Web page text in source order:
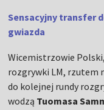
Sensacyjny transfer
gwiazda
Wicemistrzowie
rozgrywki LM, rzutem
do kolejnej rundy
wodzą Tuomasa